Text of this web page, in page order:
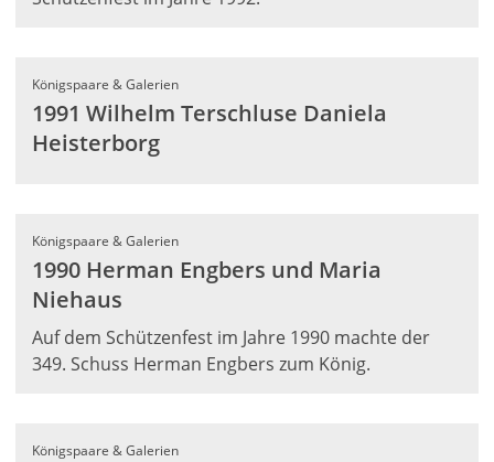
Königspaare & Galerien
1991 Wilhelm Terschluse Daniela
Heisterborg
Königspaare & Galerien
1990 Herman Engbers und Maria
Niehaus
Auf dem Schützenfest im Jahre 1990 machte der
349. Schuss Herman Engbers zum König.
Königspaare & Galerien